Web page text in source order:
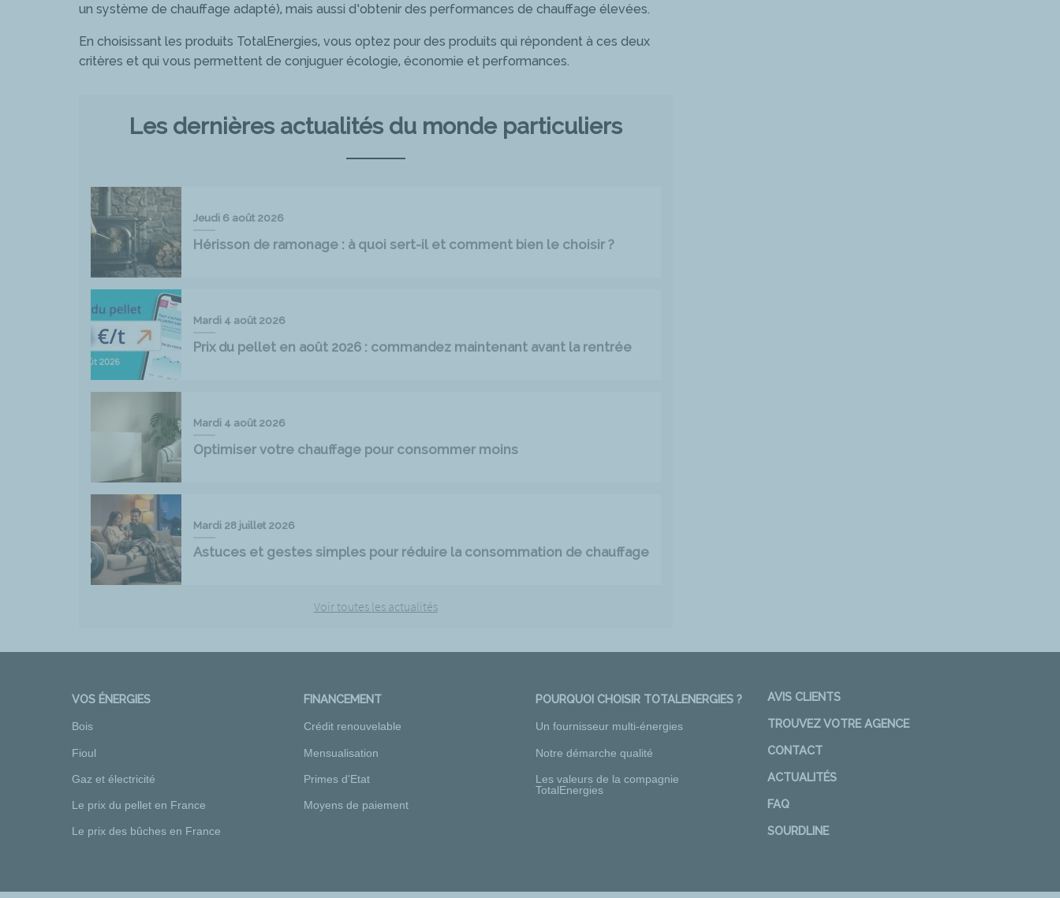
un système de chauffage adapté), mais aussi d’obtenir des performances de chauffage élevées.
En choisissant les produits TotalEnergies, vous optez pour des produits qui répondent à ces deux
critères et qui vous permettent de conjuguer écologie, économie et performances.
Les dernières actualités du monde particuliers
Jeudi 6 août 2026
Hérisson de ramonage : à quoi sert-il et comment bien le choisir ?
Mardi 4 août 2026
Prix du pellet en août 2026 : commandez maintenant avant la rentrée
Mardi 4 août 2026
Optimiser votre chauffage pour consommer moins
Mardi 28 juillet 2026
Astuces et gestes simples pour réduire la consommation de chauffage
Voir toutes les actualités
VOS ÉNERGIES
Bois
Fioul
Gaz et électricité
Le prix du pellet en France
Le prix des bûches en France
FINANCEMENT
Crédit renouvelable
Mensualisation
Primes d'Etat
Moyens de paiement
POURQUOI CHOISIR TOTALENERGIES ?
Un fournisseur multi-énergies
Notre démarche qualité
Les valeurs de la compagnie
TotalEnergies
AVIS CLIENTS
TROUVEZ VOTRE AGENCE
CONTACT
ACTUALITÉS
FAQ
SOURDLINE